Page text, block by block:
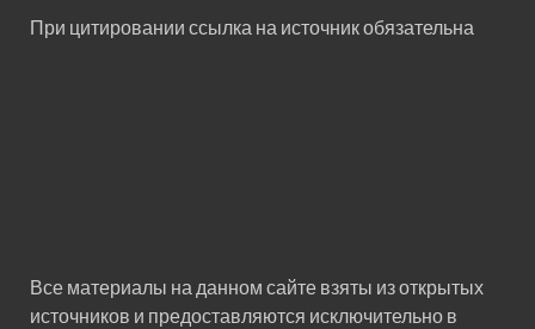
При цитировании ссылка на источник обязательна
Все материалы на данном сайте взяты из открытых
источников и предоставляются исключительно в